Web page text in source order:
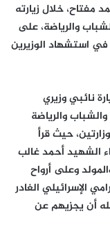
مفتاح، خلال زيارته
والرياضة، على
في استشهاد الوزيرين
نائبي وزيري
والرياضة
حيث قرأ
الشهيد أحمد غالب
وعلى أرواح
الإسرائيلي الغادر
الله أن يجزيهم عن